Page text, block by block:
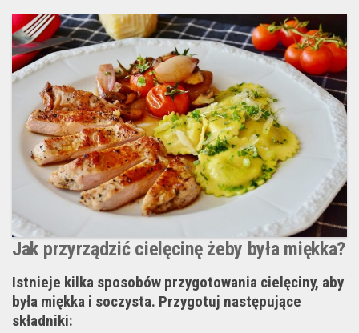
Jak przyrządzić cielęcinę żeby była miękka?
Istnieje kilka sposobów przygotowania cielęciny, aby
była miękka i soczysta. Przygotuj następujące
składniki: